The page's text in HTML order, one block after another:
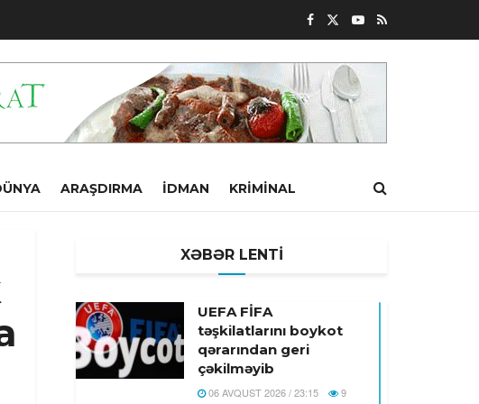
ARAŞDIRMA İDMAN KRIMINAL
XƏBƏR LENTİ
UEFA FİFA
təşkilatlarını boykot
qərarından geri
çəkilməyib
06 AVQUST 2026 / 23:15 9